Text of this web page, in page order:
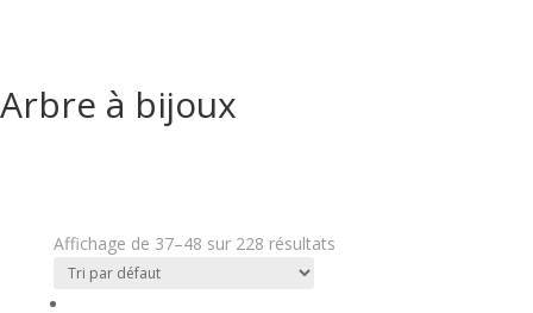
Arbre à bijoux
Affichage de 37–48 sur 228 résultats